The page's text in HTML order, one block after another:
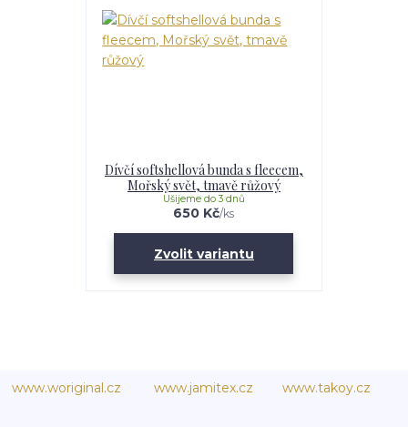
Dívčí softshellová bunda s fleecem,
Mořský svět, tmavě růžový
650 Kč/ks
Ušijeme do 3 dnů
Zvolit variantu
www.woriginal.cz www.jamitex.cz www.takoy.cz